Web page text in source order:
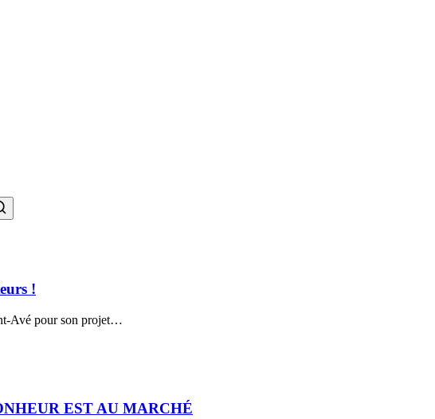
!
Avé pour son projet…
EST AU MARCHÉ